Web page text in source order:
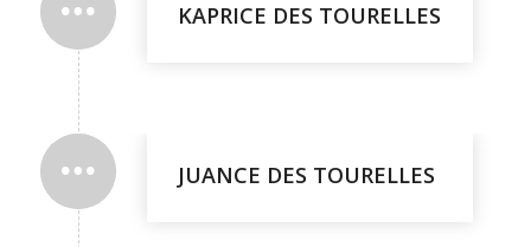
KAPRICE DES TOURELLES
JUANCE DES TOURELLES